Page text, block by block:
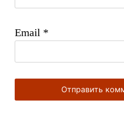
Email *